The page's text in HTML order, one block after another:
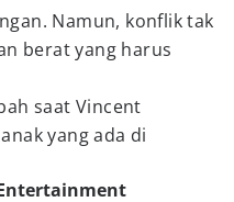
Namun, konflik tak
berat yang harus
saat Vincent
yang ada di